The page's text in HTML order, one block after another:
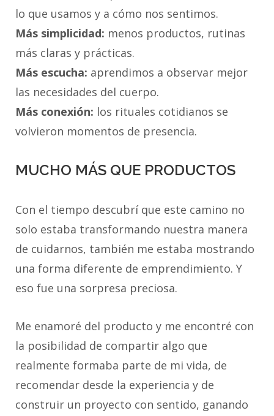
lo que usamos y a cómo nos sentimos.
Más simplicidad: menos productos, rutinas
más claras y prácticas.
Más escucha: aprendimos a observar mejor
las necesidades del cuerpo.
Más conexión: los rituales cotidianos se
volvieron momentos de presencia.
MUCHO MÁS QUE PRODUCTOS
Con el tiempo descubrí que este camino no
solo estaba transformando nuestra manera
de cuidarnos, también me estaba mostrando
una forma diferente de emprendimiento. Y
eso fue una sorpresa preciosa.
Me enamoré del producto y me encontré con
la posibilidad de compartir algo que
realmente formaba parte de mi vida, de
recomendar desde la experiencia y de
construir un proyecto con sentido, ganando